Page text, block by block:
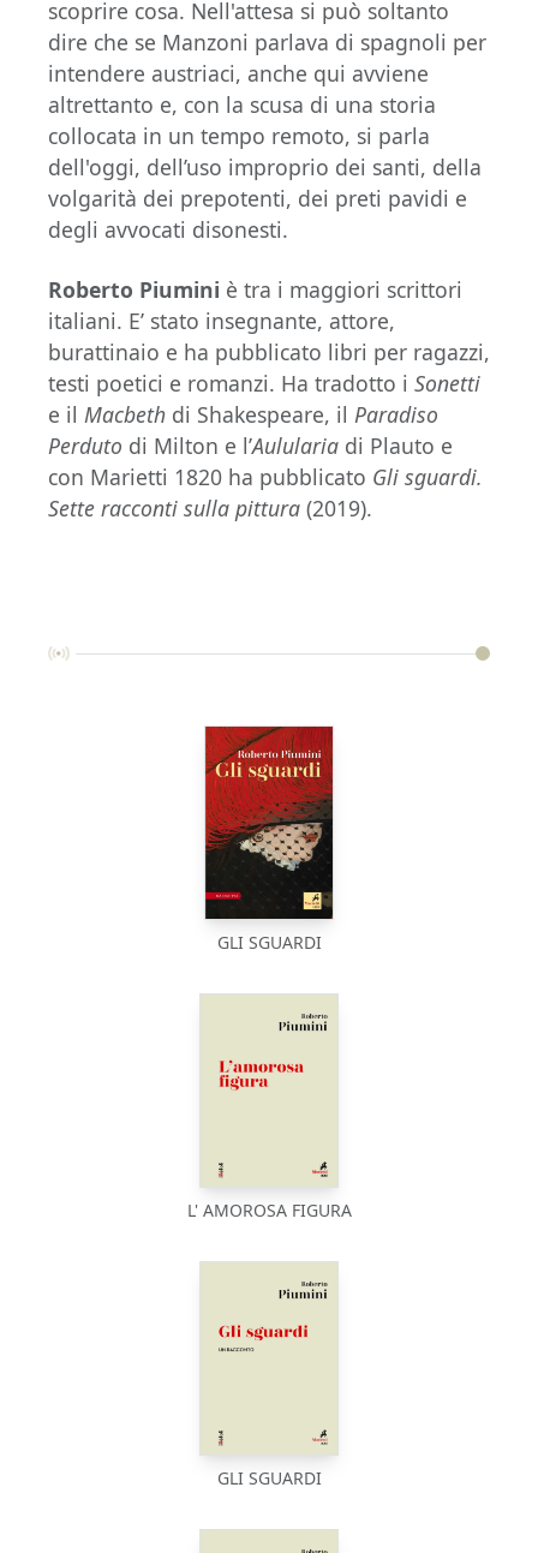
scoprire cosa. Nell'attesa si può soltanto
dire che se Manzoni parlava di spagnoli per
intendere austriaci, anche qui avviene
altrettanto e, con la scusa di una storia
collocata in un tempo remoto, si parla
dell'oggi, dell’uso improprio dei santi, della
volgarità dei prepotenti, dei preti pavidi e
degli avvocati disonesti.
Roberto Piumini è tra i maggiori scrittori
italiani. E’ stato insegnante, attore,
burattinaio e ha pubblicato libri per ragazzi,
testi poetici e romanzi. Ha tradotto i Sonetti
e il Macbeth di Shakespeare, il Paradiso
Perduto di Milton e l’Aulularia di Plauto e
con Marietti 1820 ha pubblicato Gli sguardi.
Sette racconti sulla pittura (2019).
GLI SGUARDI
L' AMOROSA FIGURA
GLI SGUARDI